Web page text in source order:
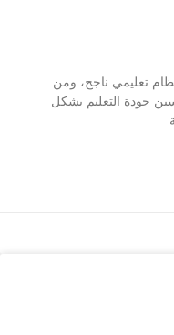
تعليمي ناجح، ومن
جودة التعليم بشكل